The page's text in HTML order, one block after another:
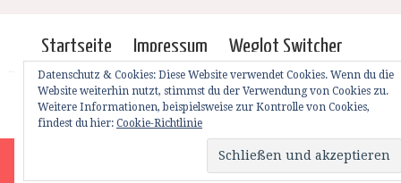
Datenschutz & Cookies: Diese Website verwendet Cookies. Wenn du die
Website weiterhin nutzt, stimmst du der Verwendung von Cookies zu.
Weitere Informationen, beispielsweise zur Kontrolle von Cookies,
findest du hier: Cookie-Richtlinie
Startseite Impressum Weglot Switcher
HUDAWORLD.COM | ALL RIGHTS RESERVED | © 2012
Site is using a trial version of the theme. Please enter your purchase
code in theme settings to activate it orpurchase this wordpress